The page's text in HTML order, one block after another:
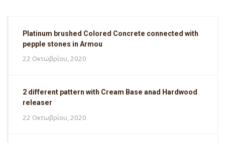
Platinum brushed Colored Concrete connected with
pepple stones in Armou
22 Οκτωβρίου, 2020
2 different pattern with Cream Base anad Hardwood
releaser
22 Οκτωβρίου, 2020